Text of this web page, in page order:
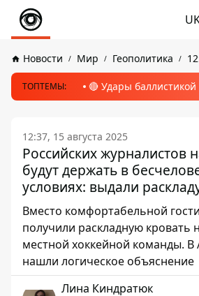
Новости Мир Геополитика
ТОПТЕМЫ: 🔴 Удары баллистикой
12:37, 15 августа 2025
Российских журналистов
будут держать в
условиях: выдали
Вместо комфортабельной
получили раскладную кровать
местной хоккейной команды.
нашли логическое объяснение
Лина Киндратюк